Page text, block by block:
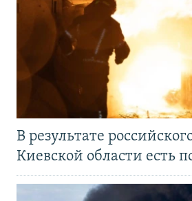
В результате
Киевской области есть